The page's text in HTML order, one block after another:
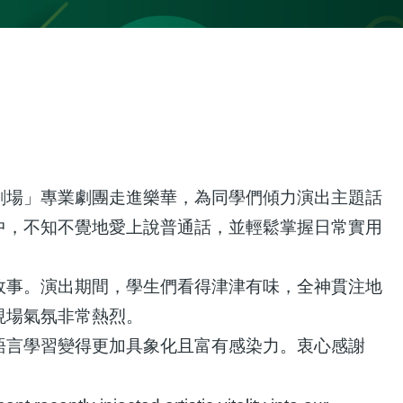
」專業劇團走進樂華，為同學們傾力演出主題話
不知不覺地愛上說普通話，並輕鬆掌握日常實用
。演出期間，學生們看得津津有味，全神貫注地
氣氛非常熱烈。
學習變得更加具象化且富有感染力。衷心感謝